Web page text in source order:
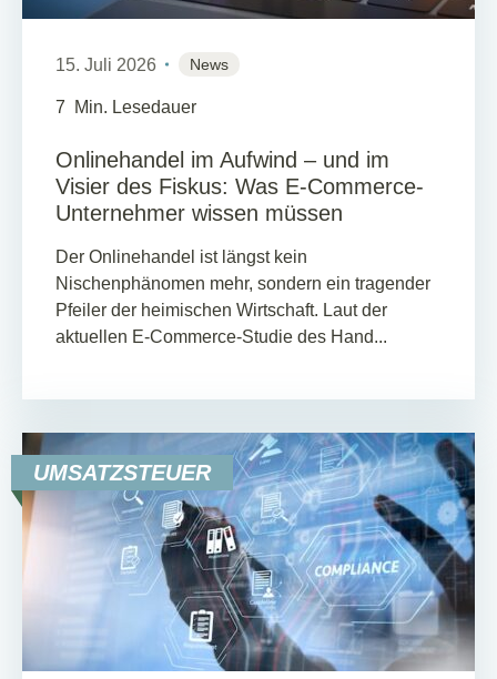
15. Juli 2026 News
7 Min. Lesedauer
Onlinehandel im Aufwind – und im
Visier des Fiskus: Was E-Commerce-
Unternehmer wissen müssen
Der Onlinehandel ist längst kein
Nischenphänomen mehr, sondern ein tragender
Pfeiler der heimischen Wirtschaft. Laut der
aktuellen E-Commerce-Studie des Hand...
UMSATZSTEUER